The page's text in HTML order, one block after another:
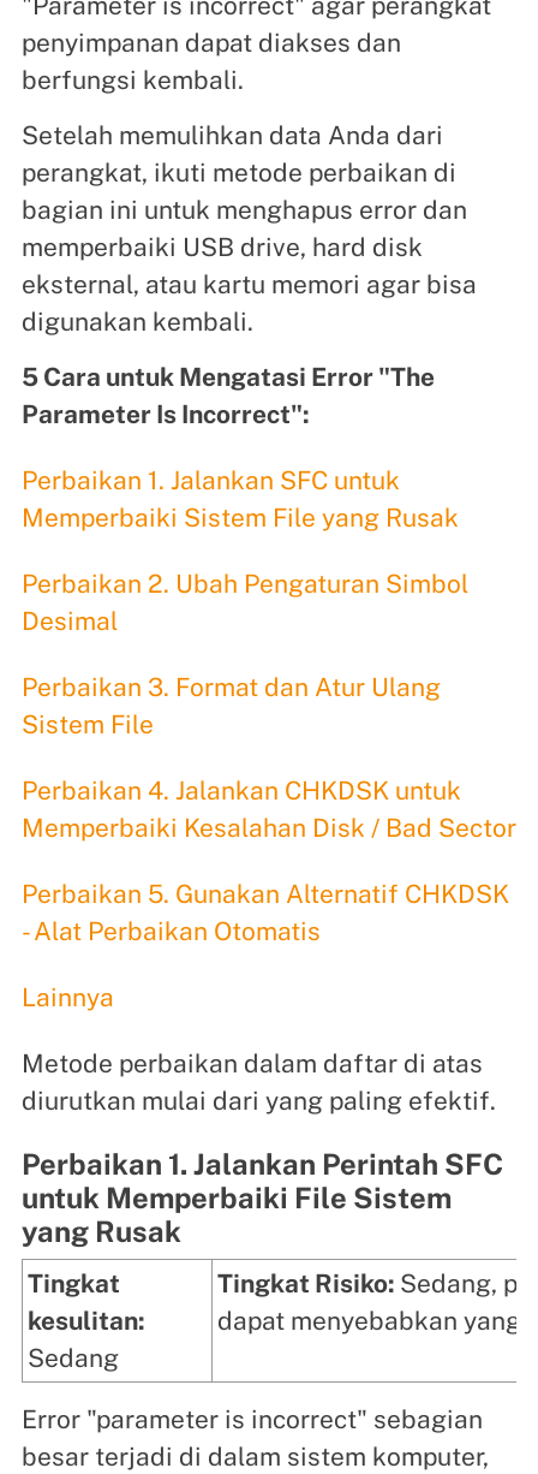
penyimpanan dapat diakses dan
berfungsi kembali.
Setelah memulihkan data Anda dari
perangkat, ikuti metode perbaikan di
bagian ini untuk menghapus error dan
memperbaiki USB drive, hard disk
eksternal, atau kartu memori agar bisa
digunakan kembali.
5 Cara untuk Mengatasi Error "The
Parameter Is Incorrect":
Perbaikan 1. Jalankan SFC untuk
Memperbaiki Sistem File yang Rusak
Perbaikan 2. Ubah Pengaturan Simbol
Desimal
Perbaikan 3. Format dan Atur Ulang
Sistem File
Perbaikan 4. Jalankan CHKDSK untuk
Memperbaiki Kesalahan Disk / Bad Sector
Perbaikan 5. Gunakan Alternatif CHKDSK
- Alat Perbaikan Otomatis
Lainnya
Metode perbaikan dalam daftar di atas
diurutkan mulai dari yang paling efektif.
Perbaikan 1. Jalankan Perintah SFC
untuk Memperbaiki File Sistem
yang Rusak
Tingkat
kesulitan:
Sedang
Tingkat Risiko: Sedang,
dapat menyebabkan yang
Error "parameter is incorrect" sebagian
besar terjadi di dalam sistem komputer,